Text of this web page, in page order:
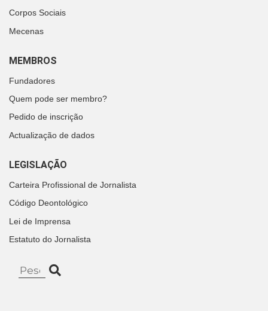
Corpos Sociais
Mecenas
MEMBROS
Fundadores
Quem pode ser membro?
Pedido de inscrição
Actualização de dados
LEGISLAÇÃO
Carteira Profissional de Jornalista
Código Deontológico
Lei de Imprensa
Estatuto do Jornalista